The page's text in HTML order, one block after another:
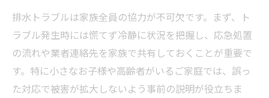
排水トラブルは家族全員の協力が不可欠です。まず、ト
ラブル発生時には慌てず冷静に状況を把握し、応急処置
の流れや業者連絡先を家族で共有しておくことが重要で
す。特に小さなお子様や高齢者がいるご家庭では、誤っ
た対応で被害が拡大しないよう事前の説明が役立ちま